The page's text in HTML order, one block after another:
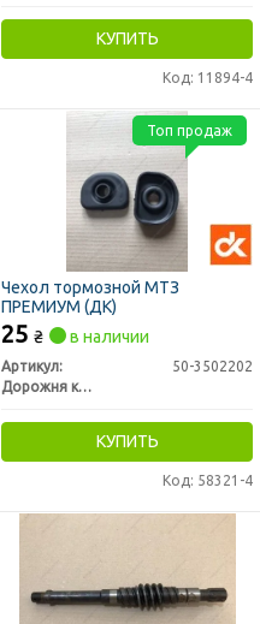
КУПИТЬ
Код: 11894-4
Чехол тормозной МТЗ
ПРЕМИУМ (ДК)
25 ₴ в наличии
Артикул:
50-3502202
Дорожня карта
КУПИТЬ
Код: 58321-4
Топ продаж